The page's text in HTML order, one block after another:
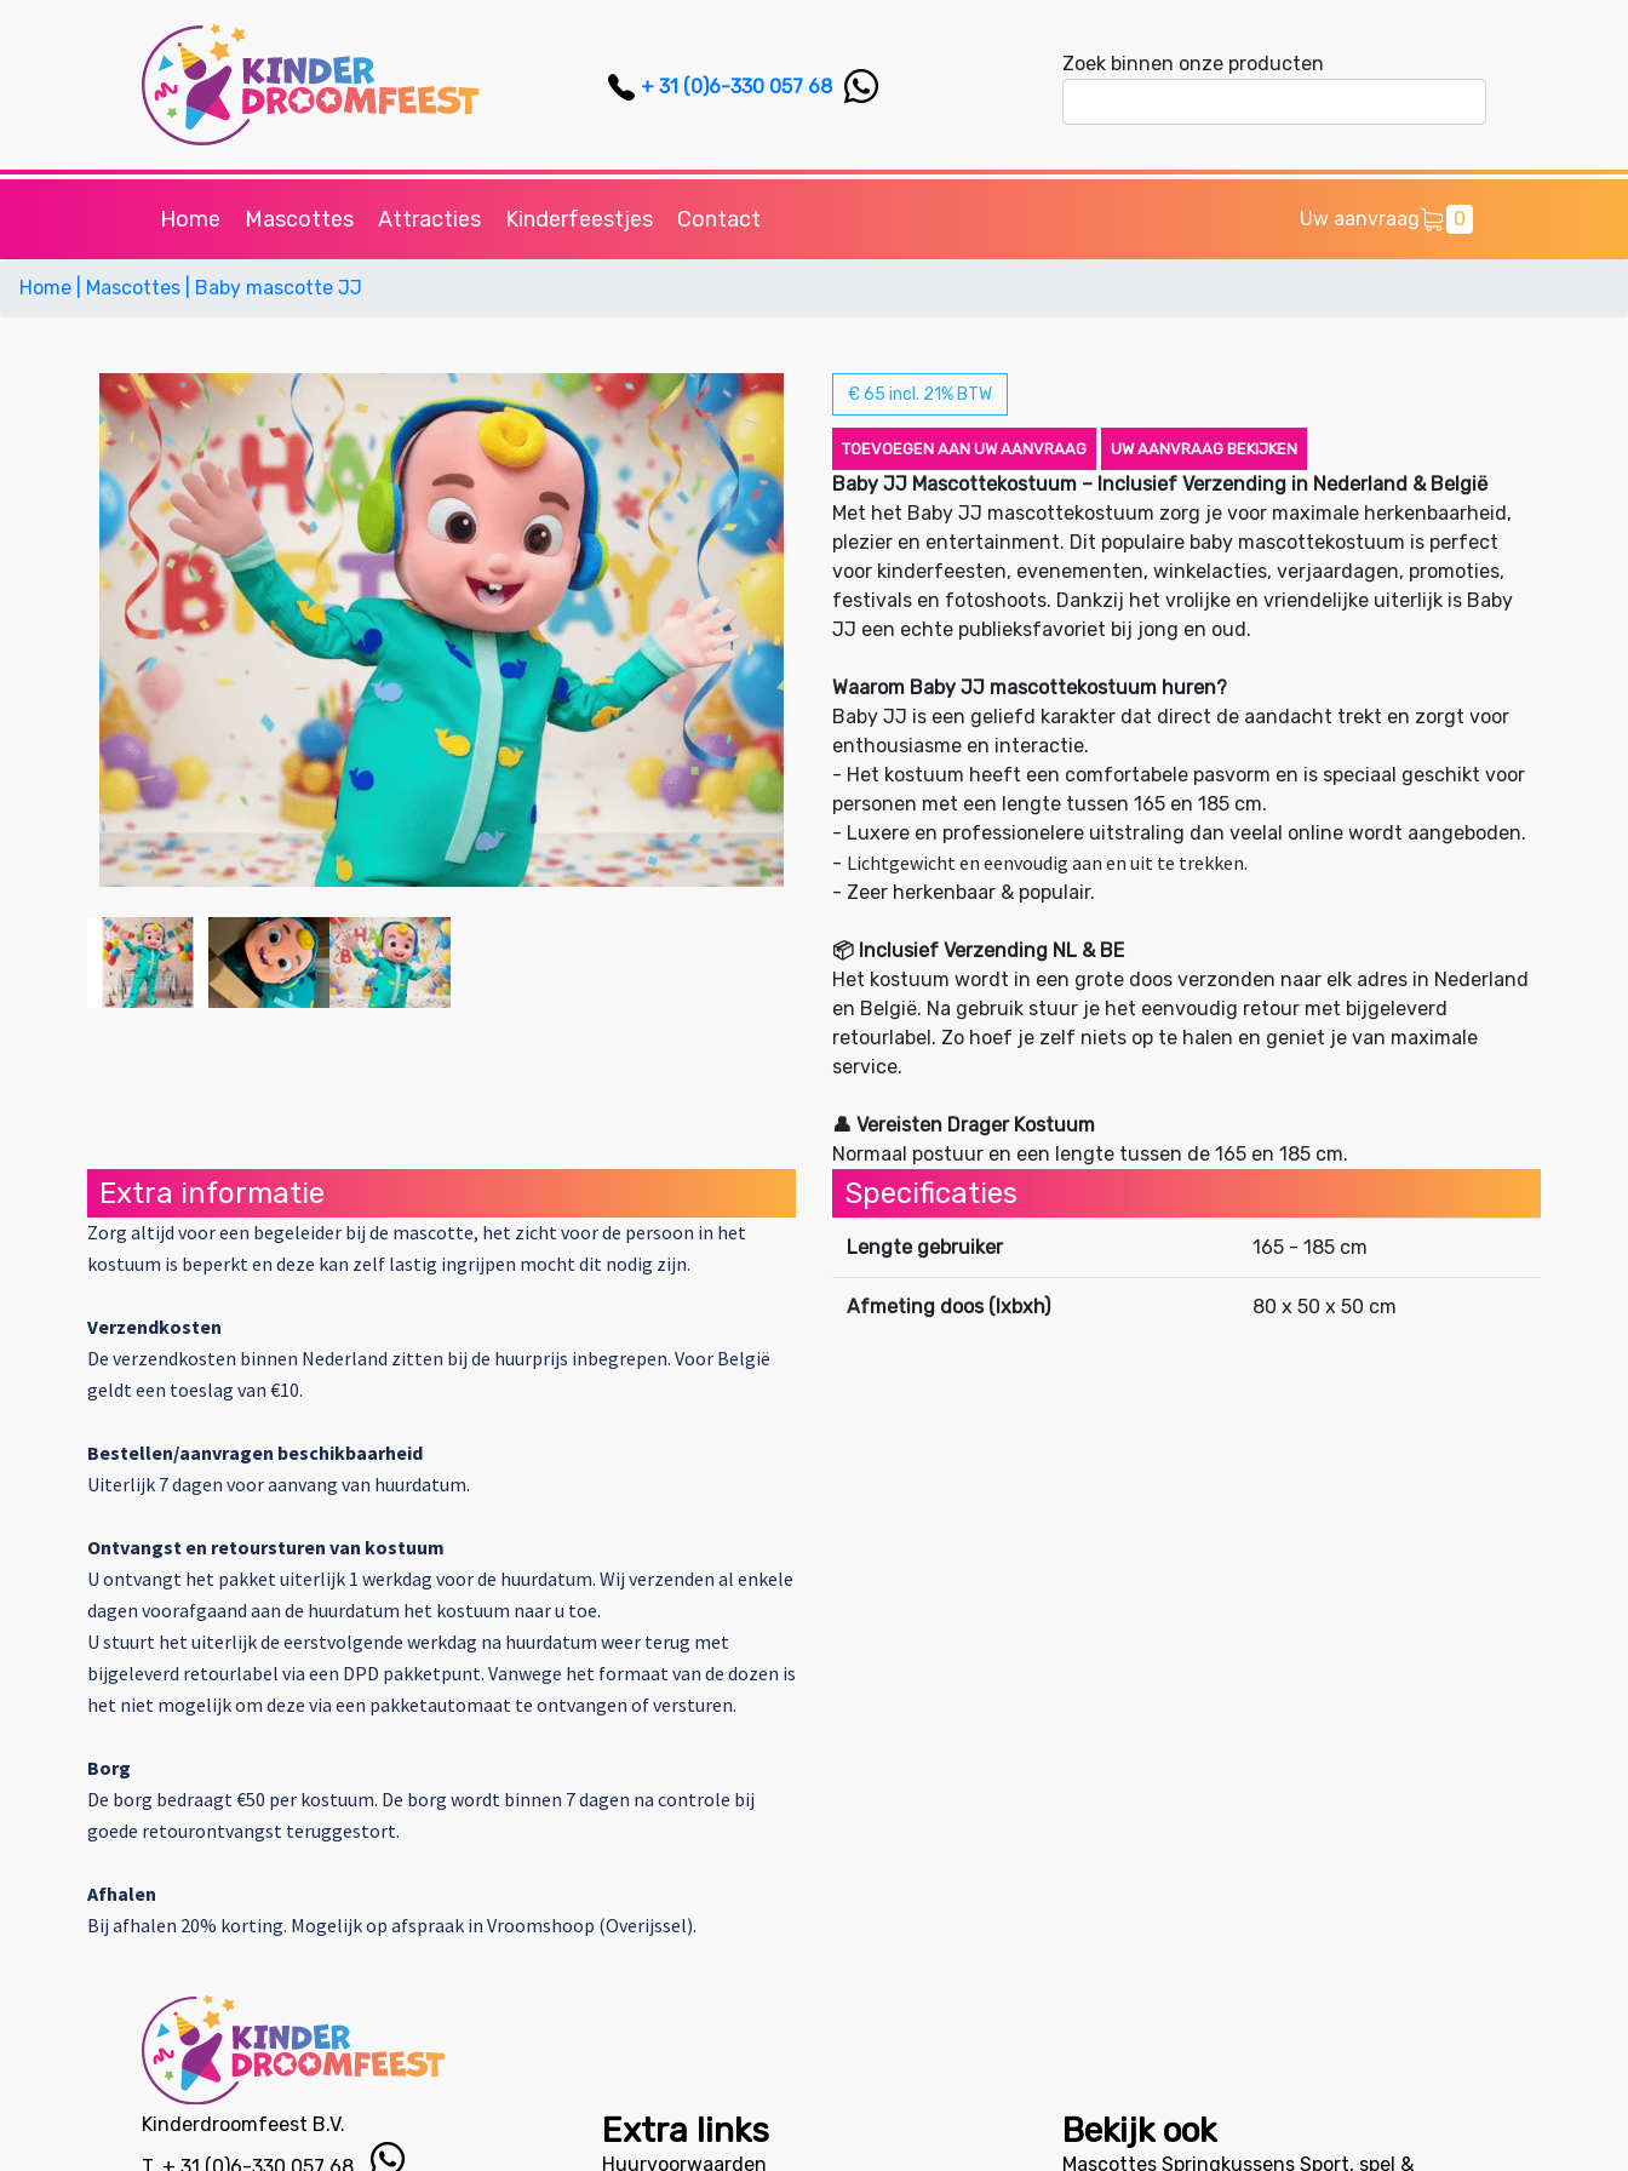
+ 31 (0)6-330 057 68
Zoek binnen onze producten
Home Mascottes Attracties Kinderfeestjes Contact Uw aanvraag 0
Home | Mascottes | Baby mascotte JJ
€ 65 incl. 21% BTW
TOEVOEGEN AAN UW AANVRAAG UW AANVRAAG BEKIJKEN
Baby JJ Mascottekostuum – Inclusief Verzending in Nederland & België
Met het Baby JJ mascottekostuum zorg je voor maximale herkenbaarheid,
plezier en entertainment. Dit populaire baby mascottekostuum is perfect
voor kinderfeesten, evenementen, winkelacties, verjaardagen, promoties,
festivals en fotoshoots. Dankzij het vrolijke en vriendelijke uiterlijk is Baby
JJ een echte publieksfavoriet bij jong en oud.
Waarom Baby JJ mascottekostuum huren?
Baby JJ is een geliefd karakter dat direct de aandacht trekt en zorgt voor
enthousiasme en interactie.
- Het kostuum heeft een comfortabele pasvorm en is speciaal geschikt voor
personen met een lengte tussen 165 en 185 cm.
- Luxere en professionelere uitstraling dan veelal online wordt aangeboden.
- Lichtgewicht en eenvoudig aan en uit te trekken.
- Zeer herkenbaar & populair.
📦 Inclusief Verzending NL & BE
Het kostuum wordt in een grote doos verzonden naar elk adres in Nederland
en België. Na gebruik stuur je het eenvoudig retour met bijgeleverd
retourlabel. Zo hoef je zelf niets op te halen en geniet je van maximale
service.
👤 Vereisten Drager Kostuum
Normaal postuur en een lengte tussen de 165 en 185 cm.
Extra informatie
Zorg altijd voor een begeleider bij de mascotte, het zicht voor de persoon in het
kostuum is beperkt en deze kan zelf lastig ingrijpen mocht dit nodig zijn.
Verzendkosten
De verzendkosten binnen Nederland zitten bij de huurprijs inbegrepen. Voor België
geldt een toeslag van €10.
Bestellen/aanvragen beschikbaarheid
Uiterlijk 7 dagen voor aanvang van huurdatum.
Ontvangst en retoursturen van kostuum
U ontvangt het pakket uiterlijk 1 werkdag voor de huurdatum. Wij verzenden al enkele
dagen voorafgaand aan de huurdatum het kostuum naar u toe.
U stuurt het uiterlijk de eerstvolgende werkdag na huurdatum weer terug met
bijgeleverd retourlabel via een DPD pakketpunt. Vanwege het formaat van de dozen is
het niet mogelijk om deze via een pakketautomaat te ontvangen of versturen.
Borg
De borg bedraagt €50 per kostuum. De borg wordt binnen 7 dagen na controle bij
goede retourontvangst teruggestort.
Afhalen
Bij afhalen 20% korting. Mogelijk op afspraak in Vroomshoop (Overijssel).
Specificaties
Lengte gebruiker 165 - 185 cm
Afmeting doos (lxbxh) 80 x 50 x 50 cm
Kinderdroomfeest B.V.
T. + 31 (0)6-330 057 68
Extra links
Huurvoorwaarden
Bekijk ook
Mascottes Springkussens Sport, spel &